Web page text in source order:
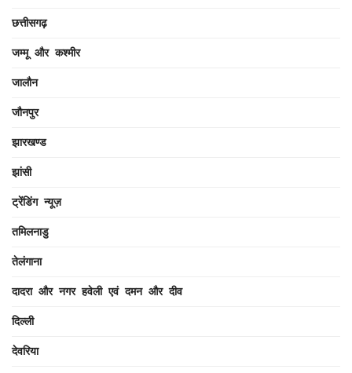
छत्तीसगढ़
जम्मू और कश्मीर
जालौन
जौनपुर
झारखण्ड
झांसी
ट्रेंडिंग न्यूज़
तमिलनाडु
तेलंगाना
दादरा और नगर हवेली एवं दमन और दीव
दिल्ली
देवरिया